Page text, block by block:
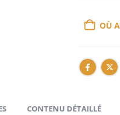
OÙ
CONTENU DÉTAILLÉ